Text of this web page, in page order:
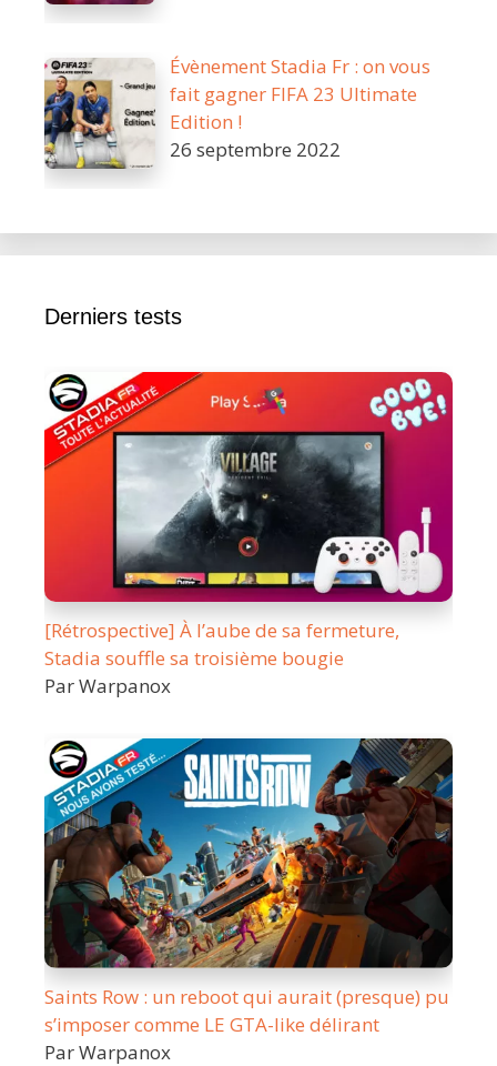
Évènement Stadia Fr : on vous
fait gagner FIFA 23 Ultimate
Edition !
26 septembre 2022
Derniers tests
[Rétrospective] À l’aube de sa fermeture,
Stadia souffle sa troisième bougie
Par Warpanox
Saints Row : un reboot qui aurait (presque) pu
s’imposer comme LE GTA-like délirant
Par Warpanox